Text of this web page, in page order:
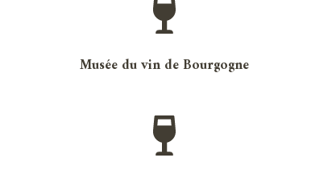
Musée du vin de Bourgogne